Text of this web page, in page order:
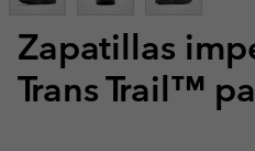
Zapatillas
Trans Trail™